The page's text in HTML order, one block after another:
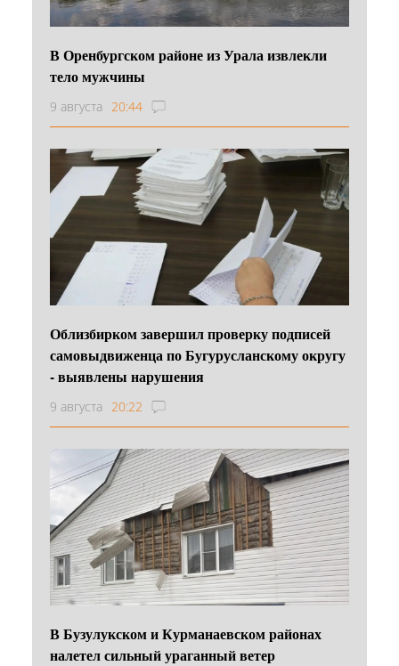
В Оренбургском районе из Урала извлекли
тело мужчины
9 августа 20:44
Облизбирком завершил проверку подписей
самовыдвиженца по Бугурусланскому округу
- выявлены нарушения
9 августа 20:22
В Бузулукском и Курманаевском районах
налетел сильный ураганный ветер